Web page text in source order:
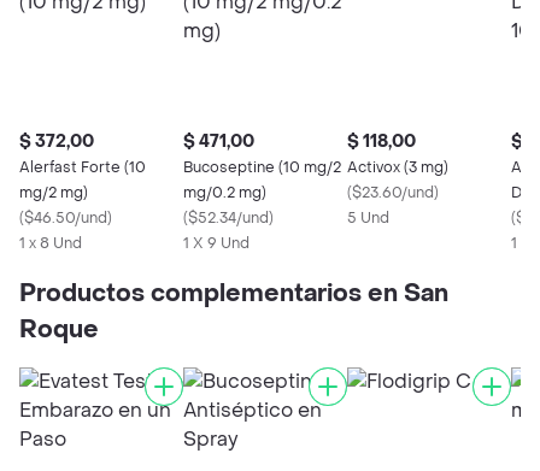
$ 372,00
Alerfast Forte (10
mg/2 mg)
($46.50/und)
1 x 8 Und
$ 471,00
Bucoseptine (10 mg/2
mg/0.2 mg)
($52.34/und)
1 X 9 Und
$ 118,00
Activox (3 mg)
($23.60/und)
5 Und
$
Acf
(
1
Productos complementarios en San
Roque